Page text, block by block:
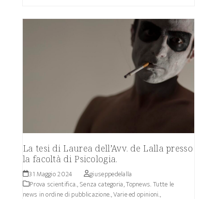
La tesi di Laurea dell’Avv. de Lalla presso
la facoltà di Psicologia.
31 Maggio 2024
giuseppedelalla
Prova scientifica.,Senza categoria,Topnews. Tutte le
news in ordine di pubblicazione.,Varie ed opinioni.,